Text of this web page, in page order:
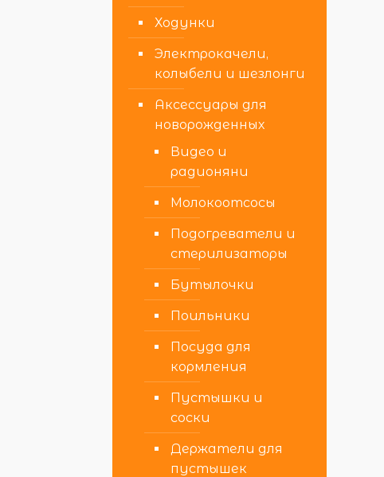
Ходунки
Электрокачели,
колыбели и шезлонги
Аксессуары для
новорожденных
Видео и
радионяни
Молокоотсосы
Подогреватели и
стерилизаторы
Бутылочки
Поильники
Посуда для
кормления
Пустышки и
соски
Держатели для
пустышек